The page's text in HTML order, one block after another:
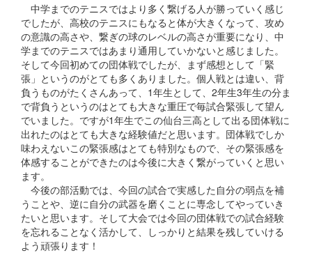
中学までのテニスではより多く繋げる人が勝っていく感じ
でしたが、高校のテニスにもなると体が大きくなって、攻め
の意識の高さや、繋ぎの球のレベルの高さが重要になり、中
学までのテニスではあまり通用していかないと感じました。
そして今回初めての団体戦でしたが、まず感想として「緊
張」というのがとても多くありました。個人戦とは違い、背
負うものがたくさんあって、1年生として、2年生3年生の分ま
で背負うというのはとても大きな重圧で毎試合緊張して望ん
でいました。ですが1年生でこの仙台三高として出る団体戦に
出れたのはとても大きな経験値だと思います。団体戦でしか
味わえないこの緊張感はとても特別なもので、その緊張感を
体感することができたのは今後に大きく繋がっていくと思い
ます。
今後の部活動では、今回の試合で実感した自分の弱点を補
うことや、逆に自分の武器を磨くことに専念してやっていき
たいと思います。そして大会では今回の団体戦での試合経験
を忘れることなく活かして、しっかりと結果を残していける
よう頑張ります！